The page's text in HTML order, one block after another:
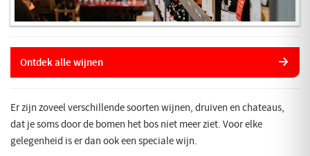
Ontdek alle wijnen
Er zijn zoveel verschillende soorten wijnen, druiven en chateaus,
dat je soms door de bomen het bos niet meer ziet. Voor elke
gelegenheid is er dan ook een speciale wijn.